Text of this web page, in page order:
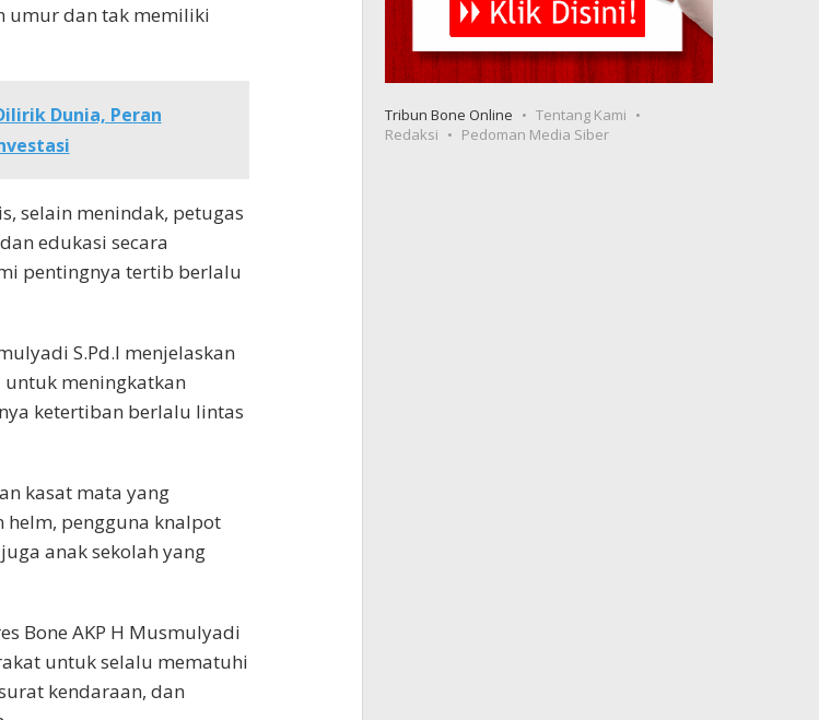
umur dan tak memiliki
Dunia, Peran
selain menindak, petugas
edukasi secara
pentingnya tertib berlalu
S.Pd.I menjelaskan
meningkatkan
ketertiban berlalu lintas
kasat mata yang
pengguna knalpot
anak sekolah yang
Bone AKP H Musmulyadi
untuk selalu mematuhi
kendaraan, dan
Tribun Bone Online
Tentang Kami
Redaksi
Pedoman Media Siber